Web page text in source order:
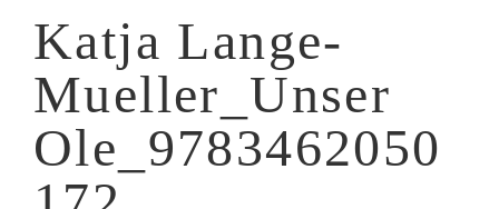
Katja Lange-
Mueller_Unser
Ole_9783462050